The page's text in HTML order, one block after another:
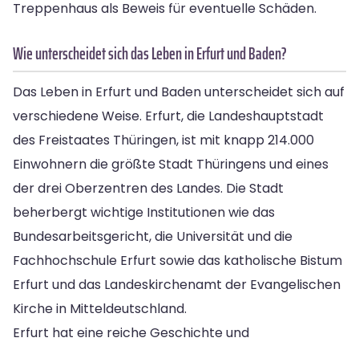
Treppenhaus als Beweis für eventuelle Schäden.
Wie unterscheidet sich das Leben in Erfurt und Baden?
Das Leben in Erfurt und Baden unterscheidet sich auf
verschiedene Weise. Erfurt, die Landeshauptstadt
des Freistaates Thüringen, ist mit knapp 214.000
Einwohnern die größte Stadt Thüringens und eines
der drei Oberzentren des Landes. Die Stadt
beherbergt wichtige Institutionen wie das
Bundesarbeitsgericht, die Universität und die
Fachhochschule Erfurt sowie das katholische Bistum
Erfurt und das Landeskirchenamt der Evangelischen
Kirche in Mitteldeutschland.
Erfurt hat eine reiche Geschichte und